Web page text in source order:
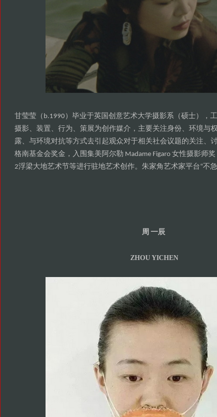
甘莹莹 （b.1990） 毕业于英国创意艺术大学摄影系（ 硕士），
摄影 、 装置 、 行为 、 策展为创作媒介 ， 主要关注身份、 环境与
露 、 与环境对抗等方式去引起观众对于相关社会议题的关注、
格南基金会奖金 ， 入围集美阿尔勒 Madame Figaro 女性摄影师奖
2浮梁大地艺术节等进行驻地艺术创作。 朱家角艺术家平台“不
周 一辰
ZHOU YICHEN